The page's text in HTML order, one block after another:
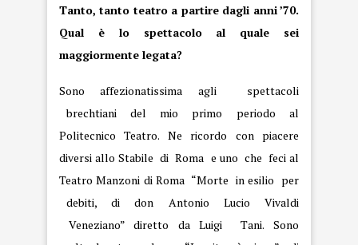
Tanto, tanto teatro a partire dagli anni ’70.
Qual è lo spettacolo al quale sei
maggiormente legata?
Sono affezionatissima agli spettacoli
brechtiani del mio primo periodo al
Politecnico Teatro. Ne ricordo con piacere
diversi allo Stabile di Roma e uno che feci al
Teatro Manzoni di Roma “Morte in esilio per
debiti, di don Antonio Lucio Vivaldi
Veneziano” diretto da Luigi Tani. Sono